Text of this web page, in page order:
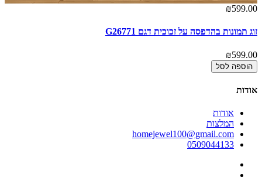
₪599.00
זוג תמונות בהדפסה על זכוכית דגם G26771
₪599.00
הוספה לסל
אודות
אודות
המלצות
homejewel100@gmail.com
0509044133